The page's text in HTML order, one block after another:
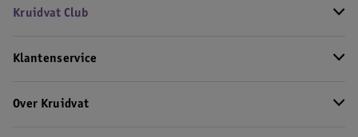
Kruidvat Club
Klantenservice
Over Kruidvat